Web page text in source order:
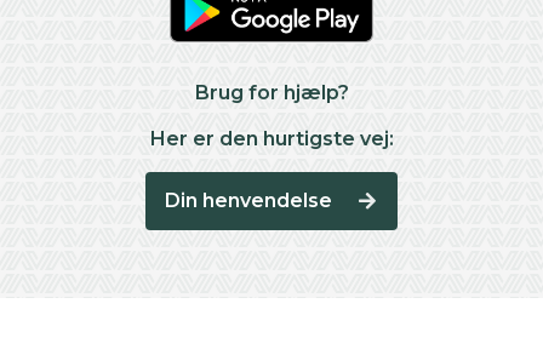
Brug for hjælp?
Her er den hurtigste vej:
Din henvendelse